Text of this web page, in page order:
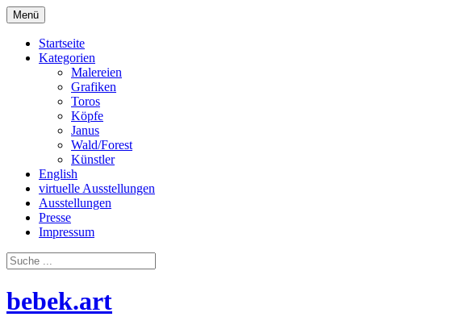
Zum
Inhalt
springen
Menü
Startseite
Kategorien
Malereien
Grafiken
Toros
Köpfe
Janus
Wald/Forest
Künstler
English
virtuelle Ausstellungen
Ausstellungen
Presse
Impressum
bebek.art